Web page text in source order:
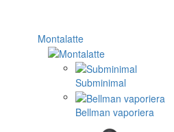
Montalatte
Subminimal
Bellman vaporiera